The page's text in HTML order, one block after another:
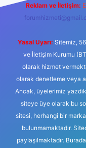
Reklam ve İletişim:
Yasal Uyarı: Sitemiz,
ve İletişim Kurumu
olarak hizmet
olarak denetleme veya
Ancak, üyelerimiz
siteye üye olarak bu
sitesi, herhangi bir
bulunmamaktadır.
paylaşılmaktadır.